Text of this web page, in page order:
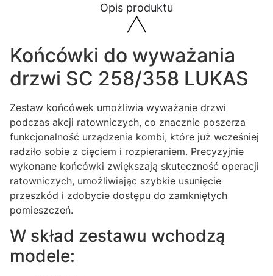
Opis produktu
Końcówki do wyważania
drzwi SC 258/358 LUKAS
Zestaw końcówek umożliwia wyważanie drzwi
podczas akcji ratowniczych, co znacznie poszerza
funkcjonalność urządzenia kombi, które już wcześniej
radziło sobie z cięciem i rozpieraniem. Precyzyjnie
wykonane końcówki zwiększają skuteczność operacji
ratowniczych, umożliwiając szybkie usunięcie
przeszkód i zdobycie dostępu do zamkniętych
pomieszczeń.
W skład zestawu wchodzą
modele: